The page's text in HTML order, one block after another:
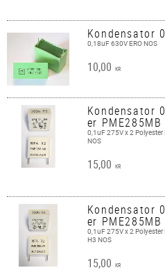
Kondensator
0,18uF 630V ERO NOS
10,00 KR
Kondensator
er
0,1uF 275V x 2
NOS
15,00 KR
Kondensator
er
0,1uF 275V x 2
H3 NOS
15,00 KR